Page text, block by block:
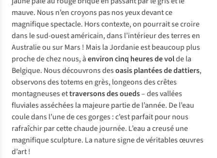
mauve. Nous n’en croyons pas nos yeux devant ce
magnifique spectacle. Hors contexte, on pourrait se croire
dans le sud-ouest américain, dans l’intérieur des terres en
Australie ou sur Mars ! Mais la Jordanie est beaucoup plus
proche de chez nous, àenviron cinq heures de volde la
Belgique. Nous découvrons desoasis plantées de dattiers,
observons des totems en grès, longeons des crêtes
montagneuses ettraversons des oueds– des vallées
fluviales asséchées la majeure partie de l’année. De l’eau
coule dans l’une de ces gorges : c’est parfait pour nous
rafraîchir par cette chaude journée. L’eau a creusé une
magnifique sculpture. La nature signe de véritables œuvres
d’art !